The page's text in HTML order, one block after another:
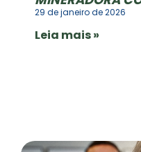
29 de janeiro de 2026
Leia mais »